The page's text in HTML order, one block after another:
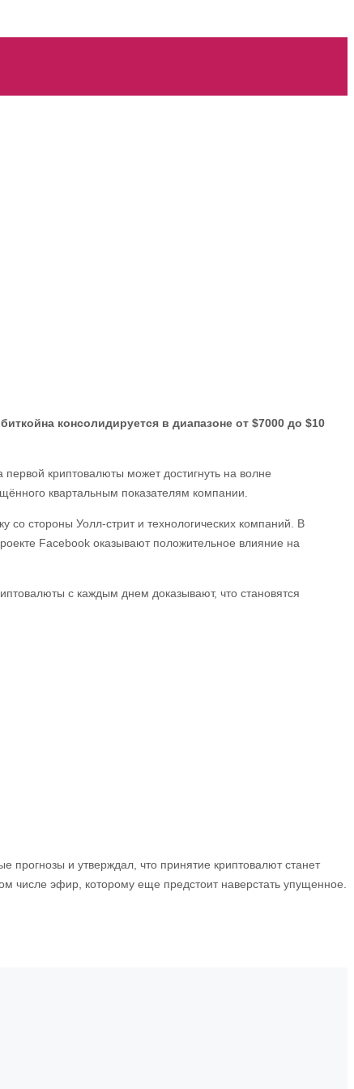
консолидируется в диапазоне от $7000 до $10
криптовалюты может достигнуть на волне
квартальным показателям компании.
со стороны Уолл-стрит и технологических компаний. В
Facebook оказывают положительное влияние на
с каждым днем доказывают, что становятся
и утверждал, что принятие криптовалют станет
числе эфир, которому еще предстоит наверстать упущенное.